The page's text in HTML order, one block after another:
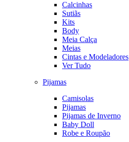
Calcinhas
Sutiãs
Kits
Body
Meia Calça
Meias
Cintas e Modeladores
Ver Tudo
Pijamas
Camisolas
Pijamas
Pijamas de Inverno
Baby Doll
Robe e Roupão